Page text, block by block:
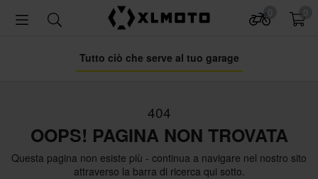
Tutto ciò che serve al tuo garage
404
OOPS! PAGINA NON TROVATA
Questa pagina non esiste più - continua a navigare nel nostro sito
attraverso la barra di ricerca qui sotto.